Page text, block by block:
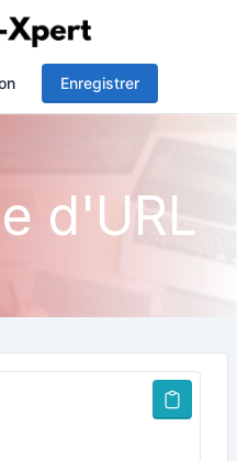
Enregistrer
d'URL